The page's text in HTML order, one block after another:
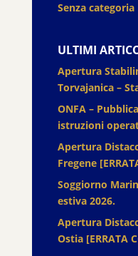
Senza categoria
ULTIMI
Apertura
Torvajanica –
ONFA –
istruzioni
Apertura
Fregene
Soggiorno
estiva 2026.
Apertura
Ostia [ERRATA